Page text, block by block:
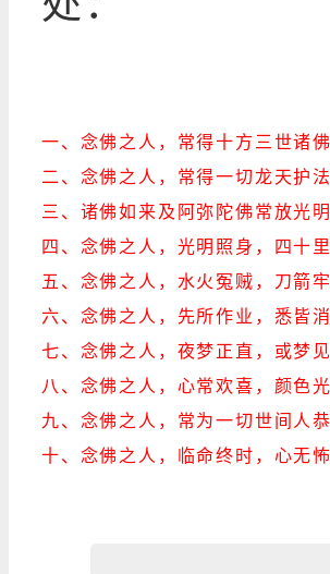
一、念佛之人，常得十方三世诸
二、念佛之人，常得一切龙天护
三、诸佛如来及阿弥陀佛常放光
四、念佛之人，光明照身，四十
五、念佛之人，水火冤贼，刀箭
六、念佛之人，先所作业，悉皆
七、念佛之人，夜梦正直，或梦
八、念佛之人，心常欢喜，颜色
九、念佛之人，常为一切世间人
十、念佛之人，临命终时，心无